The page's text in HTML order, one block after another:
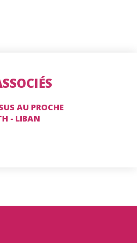
AU PROCHE
- LIBAN